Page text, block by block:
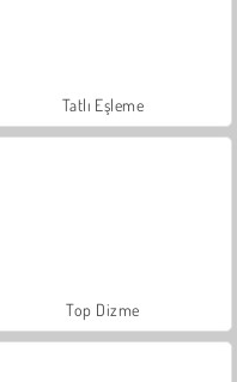
Tatlı Eşleme
Top Dizme